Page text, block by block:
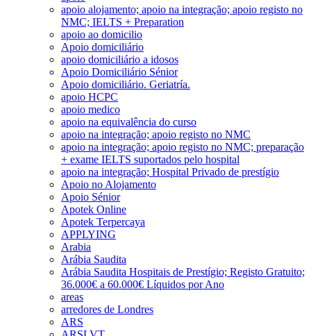
apoio alojamento; apoio na integração; apoio registo no
NMC; IELTS + Preparation
apoio ao domicilio
Apoio domiciliário
apoio domiciliário a idosos
Apoio Domiciliário Sénior
Apoio domiciliário. Geriatría.
apoio HCPC
apoio medico
apoio na equivalência do curso
apoio na integração; apoio registo no NMC
apoio na integração; apoio registo no NMC; preparação
+ exame IELTS suportados pelo hospital
apoio na integração; Hospital Privado de prestígio
Apoio no Alojamento
Apoio Sénior
Apotek Online
Apotek Terpercaya
APPLYING
Arabia
Arábia Saudita
Arábia Saudita Hospitais de Prestígio; Registo Gratuito;
36.000€ a 60.000€ Líquidos por Ano
areas
arredores de Londres
ARS